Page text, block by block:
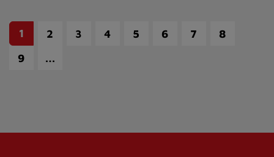
1 2 3 4 5 6 7
8
9
…